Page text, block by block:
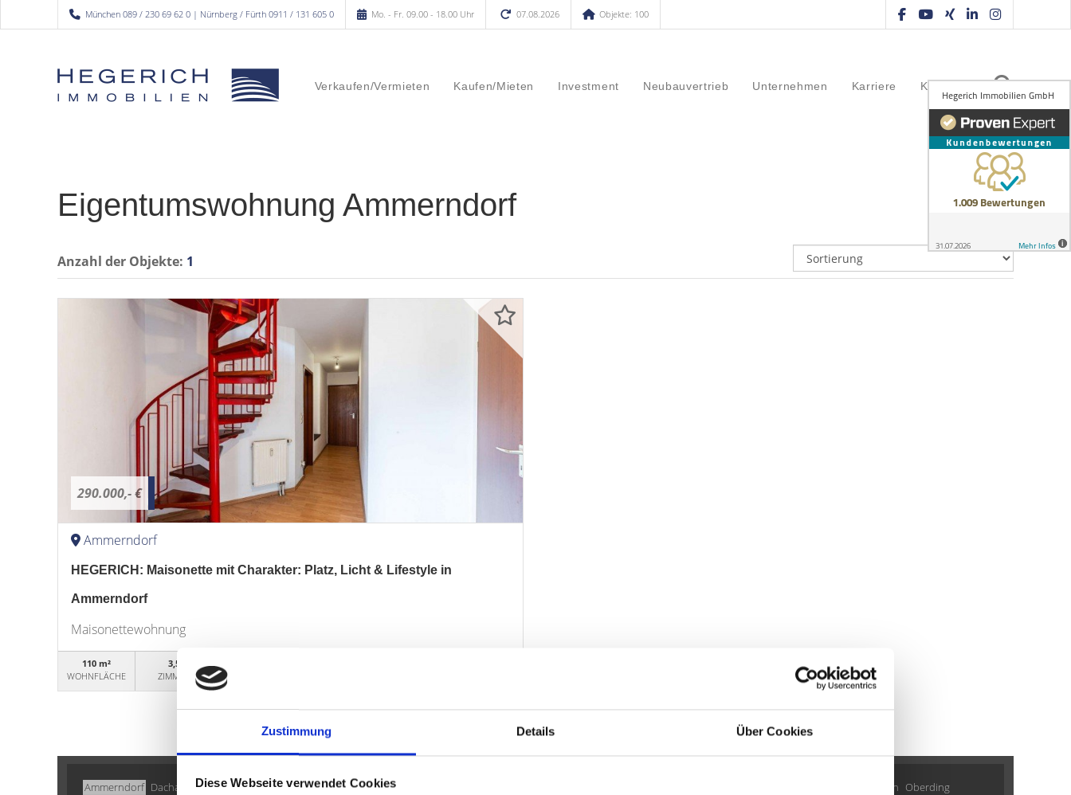
Zustimmung Details Über Cookies
Diese Webseite verwendet Cookies
München 089 / 230 69 62 0 | Nürnberg / Fürth 0911 / 131 605 0 Mo. - Fr. 09.00 - 18.00 Uhr 07.08.2026 Objekte: 100
Verkaufen/Vermieten Kaufen/Mieten Investment Neubauvertrieb Unternehmen Karriere Kontakt
Eigentumswohnung Ammerndorf
Anzahl der Objekte: 1
290.000,- €
Ammerndorf
HEGERICH: Maisonette mit Charakter: Platz, Licht & Lifestyle in
Ammerndorf
Maisonettewohnung
110 m²
WOHNFLÄCHE
3,5
ZIMMER
OBJEKTNUMMER
Ammerndorf Dachau Höhenkirchen-Siegertsbrunn Gauting Landsberied Taufkirchen Oberding